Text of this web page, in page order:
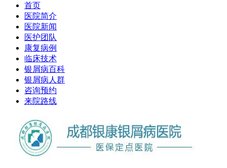
首页
医院简介
医院新闻
医护团队
康复病例
临床技术
银屑病百科
银屑病人群
咨询预约
来院路线